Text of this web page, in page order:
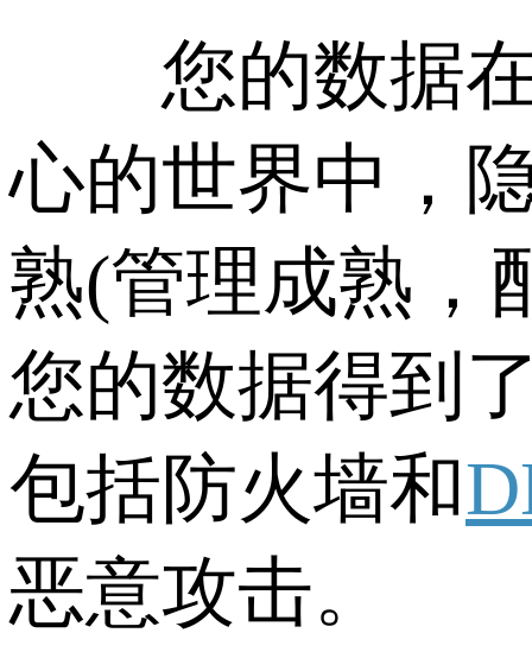
您的数据在
心的世界中，
熟(管理成熟，
您的数据得到
包括防火墙和
恶意攻击。